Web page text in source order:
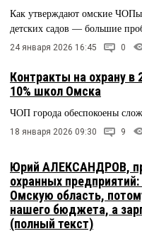
Как утверждают омские
детских садов — большие
24 января 2026 16:45 0
Контракты на охрану в
10% школ Омска
ЧОП города обеспокоены
18 января 2026 09:30 9
Юрий АЛЕКСАНДРОВ,
охранных
Омскую область,
нашего бюджета, а
(полный текст)